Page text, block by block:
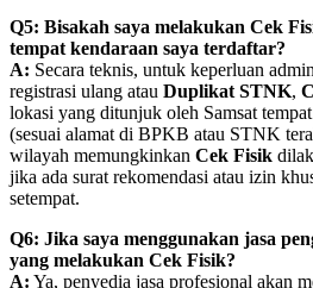
Q5: Bisakah saya melakukan Cek
tempat kendaraan saya terdaftar?
A: Secara teknis, untuk keperluan
registrasi ulang atau Duplikat STNK,
lokasi yang ditunjuk oleh Samsat
(sesuai alamat di BPKB atau STNK
wilayah memungkinkan Cek Fisik
jika ada surat rekomendasi atau izin
setempat.
Q6: Jika saya menggunakan jasa
yang melakukan Cek Fisik?
A: Ya, penyedia jasa profesional akan